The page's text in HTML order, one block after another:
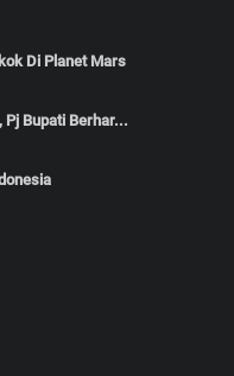
Di Planet Mars
Pj Bupati Berhar...